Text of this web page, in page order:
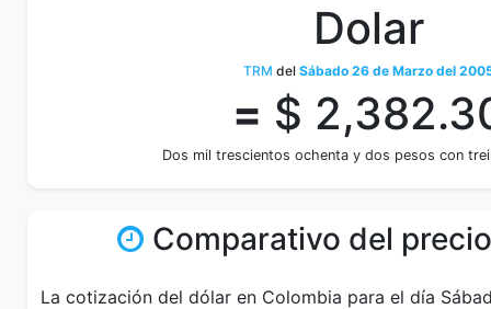
Dolar
TRM del Sábado 26 de Marzo del
= $
Dos mil trescientos ochenta y dos pesos con
Comparativo del
La cotización del dólar en Colombia para el día